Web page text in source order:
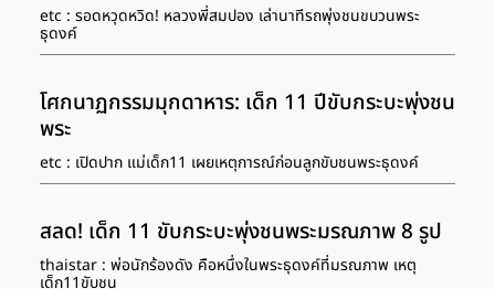
etc : รอดหวุดหวิด! หลวงพี่สมปอง เล่านาทีรถพุ่งชนขบวนพระ
ธุดงค์
โศกนาฏกรรมมุกดาหาร: เด็ก 11 ปีขับกระบะพุ่งชน
พระ
etc : เปิดปาก แม่เด็ก11 เผยเหตุการณ์ก่อนลูกขับชนพระธุดงค์
สลด! เด็ก 11 ขับกระบะพุ่งชนพระมรณภาพ 8 รูป
thaistar : พ่อนักร้องดัง คือหนึ่งในพระธุดงค์ที่มรณภาพ เหตุ
เด็ก11ขับชน